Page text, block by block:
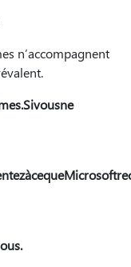
n’accompagnent